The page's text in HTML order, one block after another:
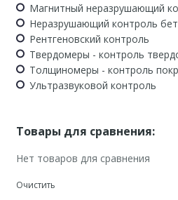
Магнитный неразрушающий
Неразрушающий контроль
Рентгеновский контроль
Твердомеры - контроль
Толщиномеры - контроль
Ультразвуковой контроль
Товары для сравнения:
Нет товаров для сравнения
Очистить